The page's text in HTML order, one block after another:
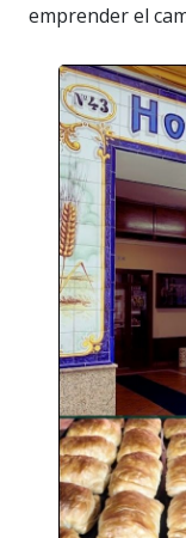
emprender el